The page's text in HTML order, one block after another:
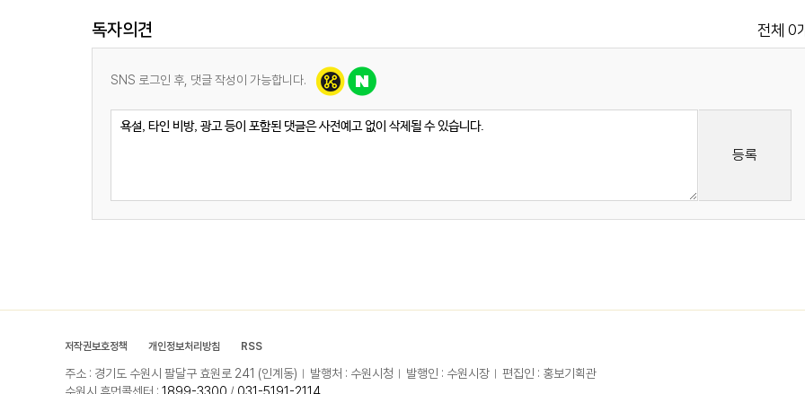
독자의견 전체 0
SNS 로그인 후, 댓글 작성이 가능합니다.
등록
저작권보호정책 개인정보처리방침 RSS
주소 : 경기도 수원시 팔달구 효원로 241 (인계동) 발행처 : 수원시청 발행인 : 수원시장
편집인 : 홍보기획관